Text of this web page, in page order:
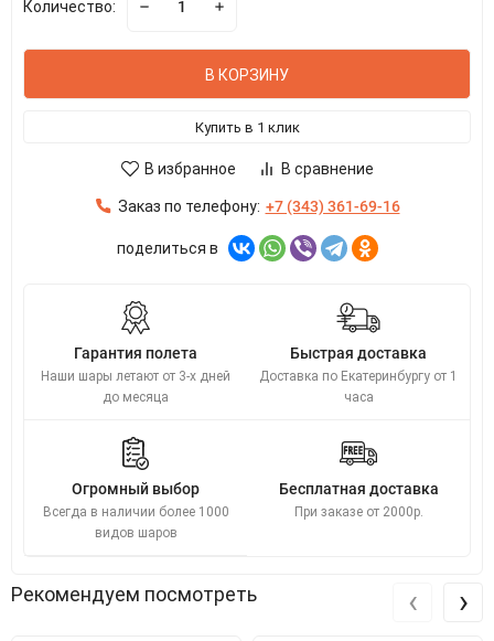
Количество:
В КОРЗИНУ
Купить в 1 клик
В избранное В сравнение
Заказ по телефону: +7 (343) 361-69-16
поделиться в
Гарантия полета
Наши шары летают от 3-х дней
до месяца
Быстрая доставка
Доставка по Екатеринбургу от 1
часа
Огромный выбор
Всегда в наличии более 1000
видов шаров
Бесплатная доставка
При заказе от 2000р.
Рекомендуем посмотреть ‹ ›